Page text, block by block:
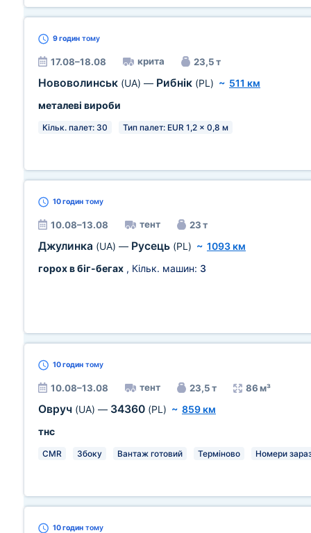
9 годин тому
17.08–18.08 крита 23,5 т
Нововолинськ (UA) — Рибнік (PL) ~ 511 км
металеві вироби
Кільк. палет: 30 Тип палет: EUR 1,2 x 0,8 м
10 годин тому
10.08–13.08 тент 23 т
Джулинка (UA) — Русець (PL) ~ 1093 км
горох в біг-бегах , Кільк. машин: 3
10 годин тому
10.08–13.08 тент 23,5 т 86 м³
Овруч (UA) — 34360 (PL) ~ 859 км
тнс
CMR Збоку Вантаж готовий Терміново Номери
10 годин тому